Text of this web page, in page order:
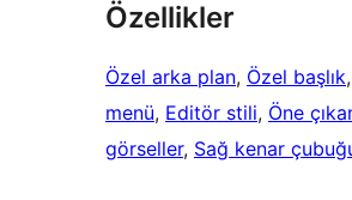
Özellikler
Özel arka plan, Özel başlık,
menü, Editör stili, Öne
görseller, Sağ kenar